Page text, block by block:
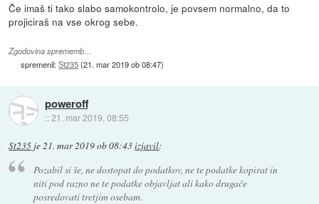
Če imaš ti tako slabo samokontrolo, je povsem normalno, da to
projiciraš na vse okrog sebe.
Zgodovina sprememb…
spremenil:St235(21. mar 2019 ob 08:47)
poweroff
::21. mar 2019, 08:55
St235 je21. mar 2019 ob 08:43izjavil:
Pozabil si še, ne dostopat do podatkov, ne te podatke kopirat in
niti pod razno ne te podatke objavljat ali kako drugače
posredovati tretjim osebam.